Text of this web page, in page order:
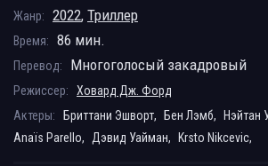
Жанр: 2022, Триллер
Время: 86 мин.
Перевод: Многоголосый закадровый
Режиссер:
Ховард Дж. Форд
Актеры:
Бриттани Эшворт, Бен Лэмб, Нэйтан
Anaïs Parello,
Дэвид Уайман, Krsto Nikcevic,